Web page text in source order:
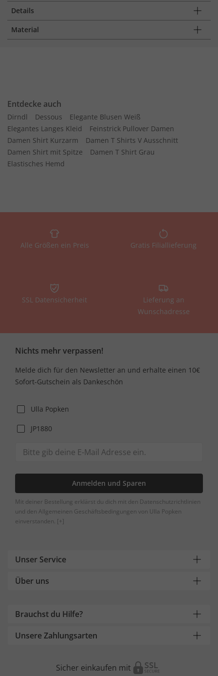
Details
Material
Entdecke auch
Dirndl Dessous
Elegante Blusen Weiß
Elegantes Langes Kleid
Feinstrick Pullover Damen
Damen Shirt Kurzarm
Damen T Shirts V Ausschnitt
Damen Shirt mit Spitze
Damen T Shirt Grau
Elastisches Hemd
Alle Größen ein Preis Gratis Filiallieferung
SSL Datensicherheit
Lieferung an
Wunschadresse
Nichts mehr verpassen!
Melde dich für den Newsletter an und erhalte einen 10€
Sofort-Gutschein als Dankeschön
Ulla Popken
JP1880
Anmelden und Sparen
Mit deiner Bestellung erklärst du dich mit den Datenschutzrichtlinien
und den Allgemeinen Geschäftsbedingungen von Ulla Popken
einverstanden. [+]
Unser Service
Über uns
Brauchst du Hilfe?
Unsere Zahlungsarten
Sicher einkaufen mit